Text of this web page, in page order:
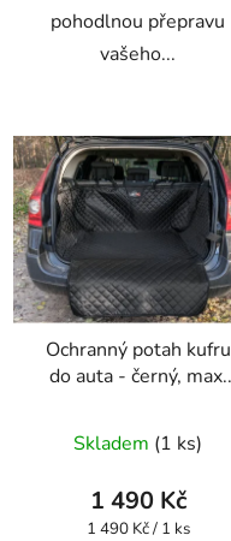
pohodlnou přepravu
vašeho...
Ochranný potah kufru
do auta - černý, max.
Skladem (1 ks)
1 490 Kč
Měrná
1 490 Kč / 1 ks